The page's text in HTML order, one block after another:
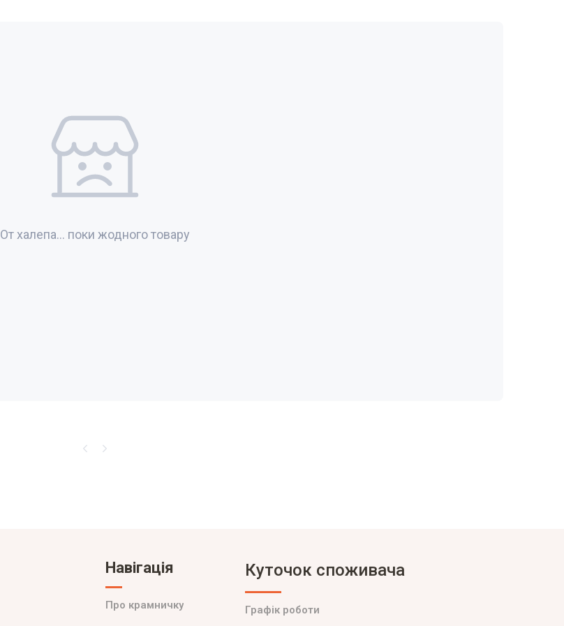
От халепа... поки жодного товару
Навігація
Про крамничку
Куточок споживача
Графік роботи